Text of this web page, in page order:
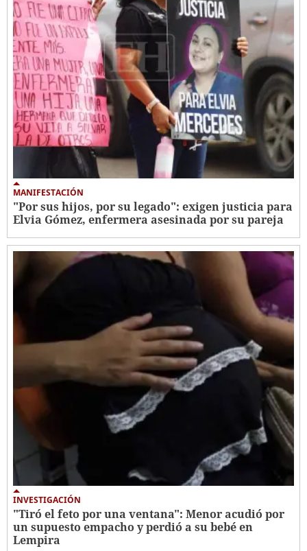
MANIFESTACIÓN
"Por sus hijos, por su legado": exigen justicia para
Elvia Gómez, enfermera asesinada por su pareja
INVESTIGACIÓN
"Tiró el feto por una ventana": Menor acudió por
un supuesto empacho y perdió a su bebé en
Lempira